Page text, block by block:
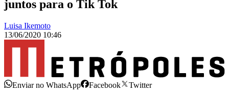
juntos para o Tik Tok
Luisa Ikemoto
13/06/2020 10:46
Enviar no WhatsApp Facebook
Twitter